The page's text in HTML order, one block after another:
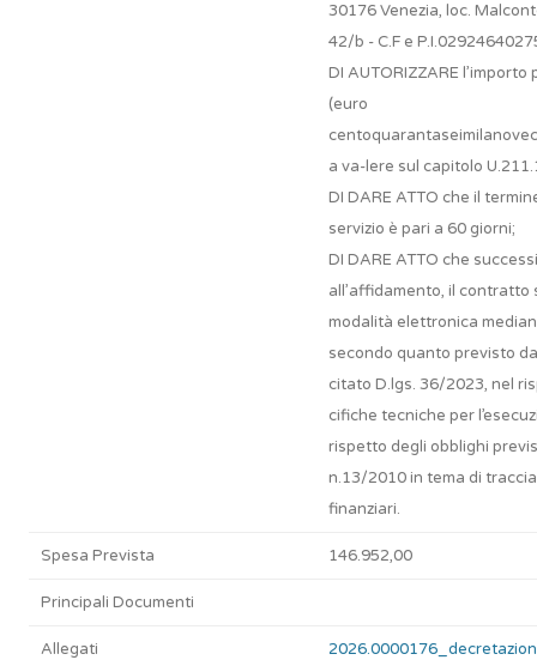
30176 Venezia, loc.
42/b - C.F e
DI AUTORIZZARE
(euro
a va-lere sul capitolo
DI DARE ATTO che il
servizio è pari a 60 giorni;
DI DARE ATTO che
all’affidamento, il contratto
modalità elettronica
secondo quanto previsto
citato D.lgs. 36/2023, nel
cifiche tecniche per
rispetto degli obblighi
n.13/2010 in tema di
finanziari.
Spesa Prevista 146.952,00
Principali Documenti
Allegati